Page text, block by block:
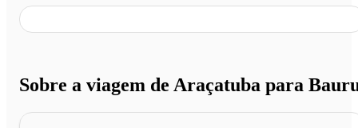
Sobre a viagem de Araçatuba para